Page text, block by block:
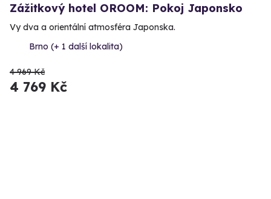
Zážitkový hotel OROOM: Pokoj Japonsko
Vy dva a orientální atmosféra Japonska.
Brno (+ 1 další lokalita)
4 969 Kč
4 769 Kč